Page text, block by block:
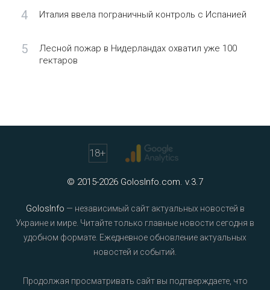
4 Италия ввела пограничный контроль с Испанией
5
Лесной пожар в Нидерландах охватил уже 100
гектаров
18+
© 2015-2026 GolosInfo.com. v.3.7
GolosInfo — независимый сайт актуальных новостей в
Украине и мире. Читайте только главные новости сегодня в
удобном формате. Ежедневное обновление актуальных
новостей и событий.
Продолжая просматривать сайт вы подтверждаете, что